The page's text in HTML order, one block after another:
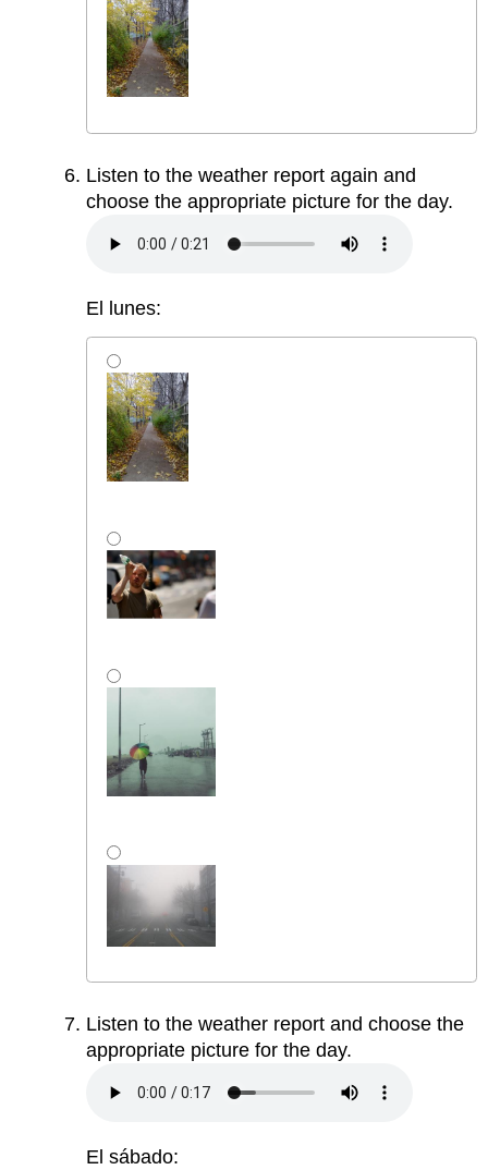
Listen to the weather report again and
choose the appropriate picture for the day.
El lunes:
Listen to the weather report and choose the
appropriate picture for the day.
El sábado: